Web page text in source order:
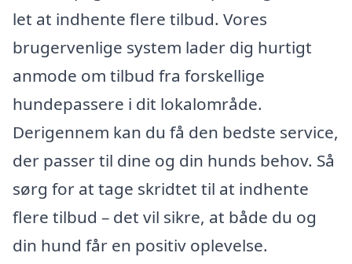
let at indhente flere tilbud. Vores
brugervenlige system lader dig hurtigt
anmode om tilbud fra forskellige
hundepassere i dit lokalområde.
Derigennem kan du få den bedste service,
der passer til dine og din hunds behov. Så
sørg for at tage skridtet til at indhente
flere tilbud – det vil sikre, at både du og
din hund får en positiv oplevelse.